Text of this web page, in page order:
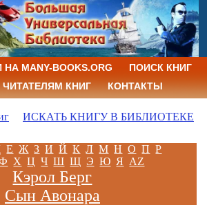
MANY-BOOKS.ORG
ПОИСК КНИГ
КНИГ
КОНТАКТЫ
ИСКАТЬ КНИГУ В БИБЛИОТЕКЕ
Е Ж З И Й К Л М Н О П Р
Х Ц Ч Ш Щ Э Ю Я AZ
Кэрол Берг
Сын Авонара